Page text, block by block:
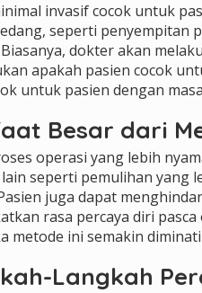
invasif cocok untuk
seperti penyempitan
dokter akan
apakah pasien cocok
untuk pasien dengan
Besar dari
operasi yang lebih
seperti pemulihan yang
juga dapat
rasa percaya diri
metode ini semakin
Langkah